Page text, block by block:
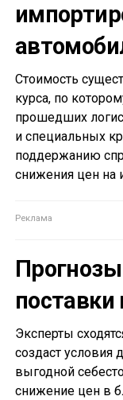
Стоимость
курса, по
прошедших
и специальных
поддержанию
снижения цен на
Эксперты
создаст условия
выгодной
снижение цен в